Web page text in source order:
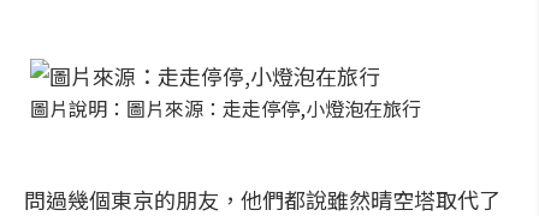
圖片說明：圖片來源：走走停停,小燈泡在旅行
問過幾個東京的朋友，他們都說雖然晴空塔取代了